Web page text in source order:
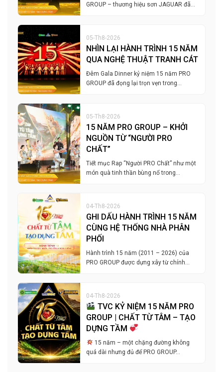
GROUP – thương hiệu sơn JAGUAR đã…
05-Th8-2026
NHÌN LẠI HÀNH TRÌNH 15 NĂM
QUA NGHỆ THUẬT TRANH CÁT
Đêm Gala Dinner kỷ niệm 15 năm PRO
GROUP đã đọng lại trọn vẹn trong…
05-Th8-2026
15 NĂM PRO GROUP – KHỞI
NGUỒN TỪ “NGƯỜI PRO
CHẤT”
Tiết mục Rap “Người PRO Chất” như một
món quà tinh thần bùng nổ trong…
04-Th8-2026
GHI DẤU HÀNH TRÌNH 15 NĂM
CÙNG HỆ THỐNG NHÀ PHÂN
PHỐI
Hành trình 15 năm (2011 – 2026) của
PRO GROUP được dựng xây từ chính…
04-Th8-2026
TVC KỶ NIỆM 15 NĂM PRO
GROUP | CHẤT TỪ TÂM – TẠO
DỰNG TẦM
15 năm – một chặng đường không
quá dài nhưng đủ để PRO GROUP…